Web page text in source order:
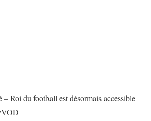
– Roi du football est désormais accessible